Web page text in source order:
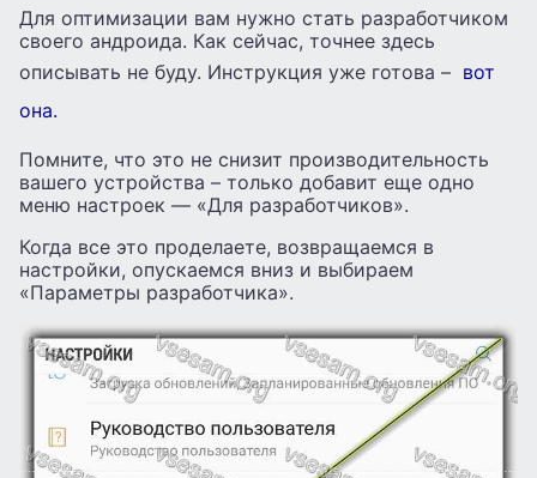
Для оптимизации вам нужно стать разработчиком
своего андроида. Как сейчас, точнее здесь
описывать не буду. Инструкция уже готова – вот
она.
Помните, что это не снизит производительность
вашего устройства – только добавит еще одно
меню настроек — «Для разработчиков».
Когда все это проделаете, возвращаемся в
настройки, опускаемся вниз и выбираем
«Параметры разработчика».